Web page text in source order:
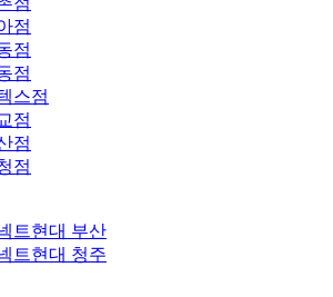
점
점
점
스점
점
점
점
트현대 부산
트현대 청주